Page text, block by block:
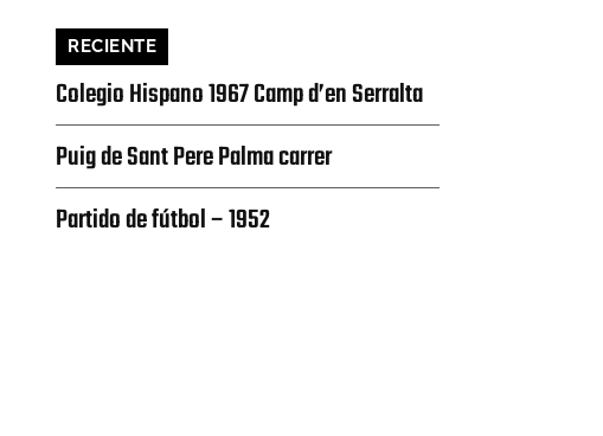
RECIENTE
Colegio Hispano 1967 Camp d’en Serralta
Puig de Sant Pere Palma carrer
Partido de fútbol – 1952